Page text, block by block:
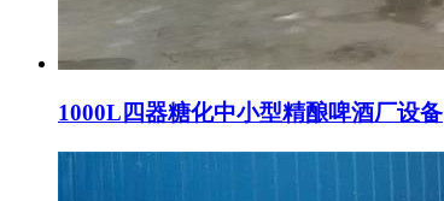
1000L四器糖化中小型精酿啤酒厂设备